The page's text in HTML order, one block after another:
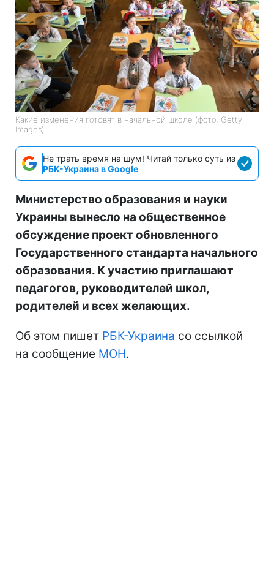
Какие изменения готовят в начальной школе (фото: Getty
Images)
Не трать время на шум! Читай только суть из
РБК-Украина в Google
Министерство образования и науки
Украины вынесло на общественное
обсуждение проект обновленного
Государственного стандарта начального
образования. К участию приглашают
педагогов, руководителей школ,
родителей и всех желающих.
Об этом пишет РБК-Украина со ссылкой
на сообщение МОН.